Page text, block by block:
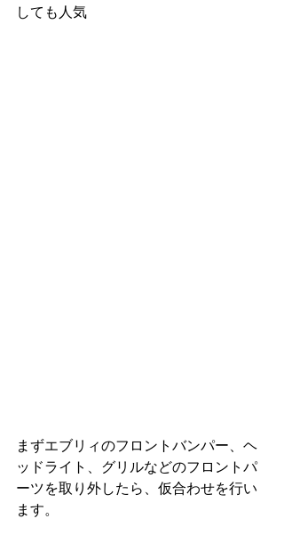
しても人気
まずエブリィのフロントバンパー、ヘ
ッドライト、グリルなどのフロントパ
ーツを取り外したら、仮合わせを行い
ます。